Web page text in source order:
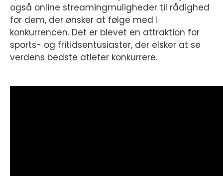
også online streamingmuligheder til rådighed
for dem, der ønsker at følge med i
konkurrencen. Det er blevet en attraktion for
sports- og fritidsentusiaster, der elsker at se
verdens bedste atleter konkurrere.